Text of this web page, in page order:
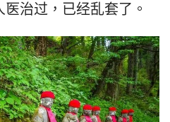
治过，已经乱套了。